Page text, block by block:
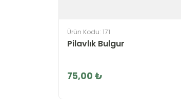
Ürün Kodu: 171
Pilavlık Bulgur
75,00 ₺